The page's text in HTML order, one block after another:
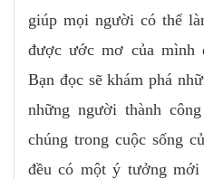
giúp mọi người có thể
được ước mơ của mình
Bạn đọc sẽ khám phá
những người thành
chúng trong cuộc sống
đều có một ý tưởng mới